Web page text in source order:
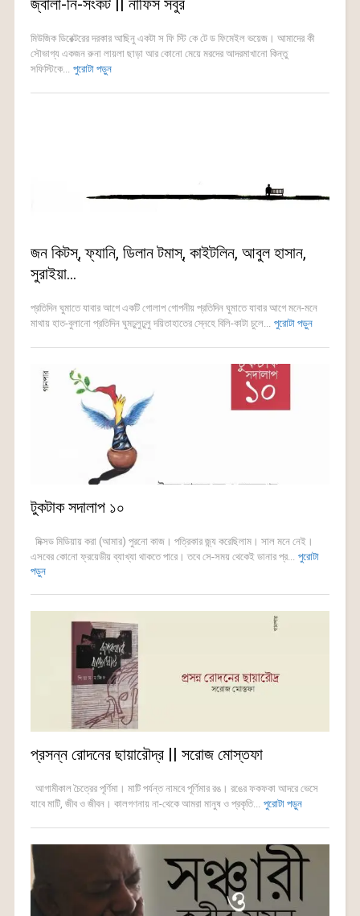
জ্বালা-নি-সংকট || নাফিস সবুর
মিউজিক ডিরেক্টরের দরকার আছিনু একটা স ফি স্টি কে টে ড ফিমেইল ভয়েজ। আমাদের কী
সৌভাগ্য একজন রুনা লায়লা ছাড়া আর কোনো মেয়ে মরদের আদরমাখানো কিন্তু
সফিস্টিকে... পুরোটা পড়ুন
জন কিটস্, ফ্যানি, ডিলান টমাস্, কাইটলিন, আবুল হাসান,
সুরাইয়া…
প্রতিদিন ঘুমাতে যাবার আগে একটি গোলাপ গোপনীয় প্রতিদিন ঘুমাতে যাবার আগে মনে-মনে
মাথায় হাত-বুলানো প্রতিদিন ঘুমঢুলুঢুলু দয়িতাহাতের স্নেহে বিলি-কাটা চুলে... পুরোটা পড়ুন
টুকটাক সদালাপ ১০
মিক্সড মিডিয়ায় করা (আমার) পুরনো কাজ। পত্রিকার জ্ন্য করেছিলাম। সাল মনে নেই।
এসবের কোনো ফ্রয়েডীয় ব্যাখ্যা থাকতে পারে। তবে সে-সময় থেকেই ডানার প্র... পুরোটা
পড়ুন
প্রসন্ন রোদনের ছায়ারৌদ্র || সরোজ মোস্তফা
আগামীকাল চৈত্রের পূর্ণিমা। মাটি পর্যন্ত নামবে পূর্ণিমার রঙ। রঙের ফকফকা আদরে ভেসে
যাবে মাটি, জীব ও জীবন। কালগণনায় না-থেকে আমরা মানুষ ও প্রকৃতি... পুরোটা পড়ুন